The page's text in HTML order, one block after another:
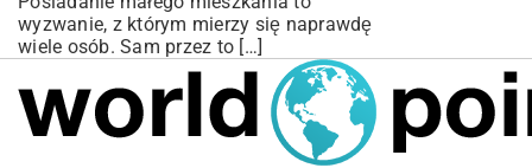
wyzwanie, z którym mierzy się naprawdę
wiele osób. Sam przez to […]